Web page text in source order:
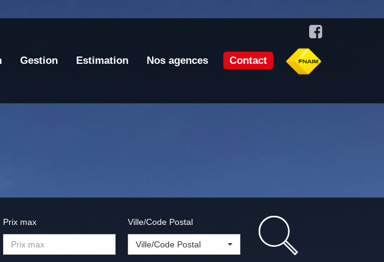
Gestion Estimation Nos agences Contact
Prix max Ville/Code Postal
Ville/Code Postal